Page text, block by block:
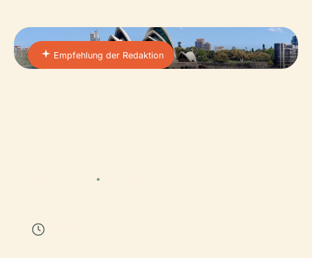
Empfehlung der Redaktion